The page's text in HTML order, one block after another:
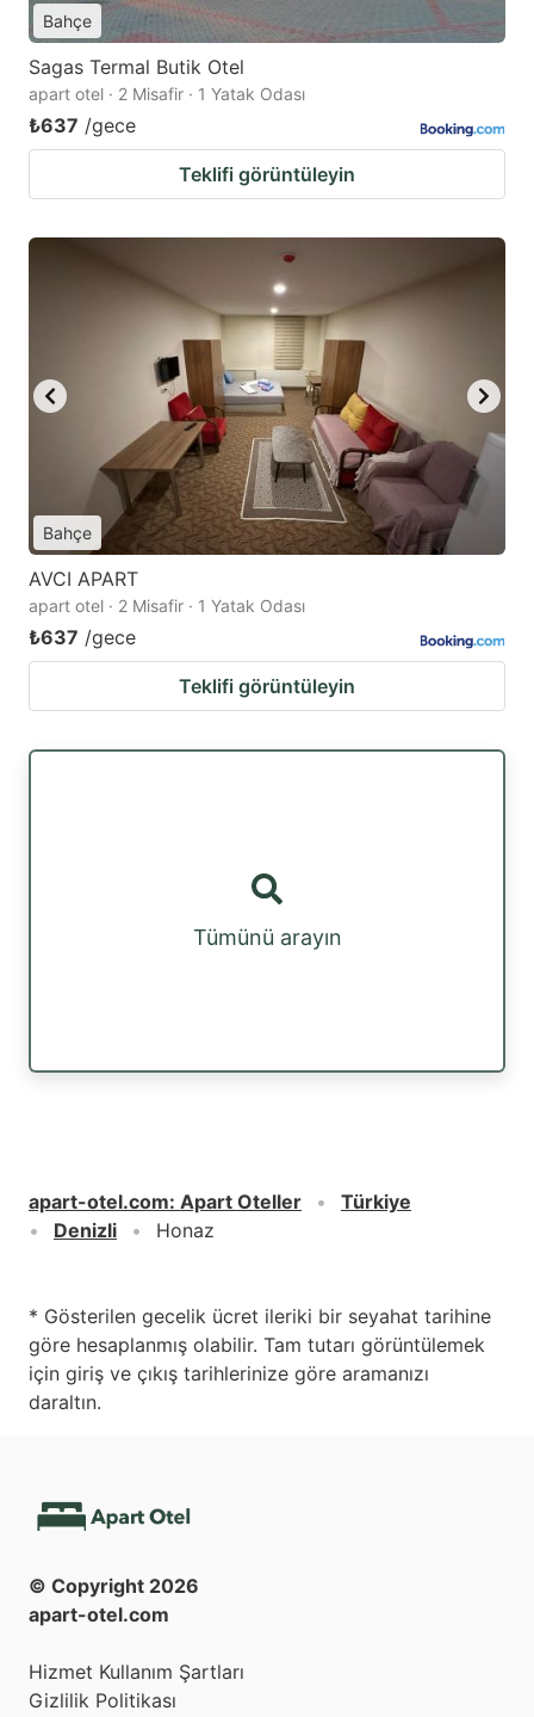
Bahçe
Sagas Termal Butik Otel
apart otel · 2 Misafir · 1 Yatak Odası
₺637 /gece
Teklifi görüntüleyin
Bahçe
AVCI APART
apart otel · 2 Misafir · 1 Yatak Odası
₺637 /gece
Teklifi görüntüleyin
Tümünü arayın
apart-otel.com: Apart Oteller
Türkiye
Denizli
Honaz
* Gösterilen gecelik ücret ileriki bir seyahat tarihine
göre hesaplanmış olabilir. Tam tutarı görüntülemek
için giriş ve çıkış tarihlerinize göre aramanızı
daraltın.
© Copyright 2026
apart-otel.com
Hizmet Kullanım Şartları
Gizlilik Politikası